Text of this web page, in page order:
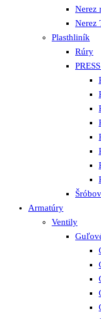
Nerez
Nerez
Plasthliník
Rúry
Armatúry
Ventily